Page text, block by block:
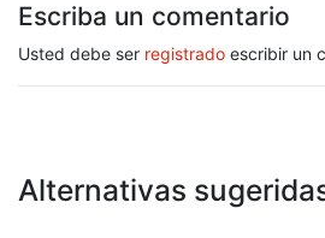
Escriba un comentario
Usted debe ser registrado escribir un
Alternativas